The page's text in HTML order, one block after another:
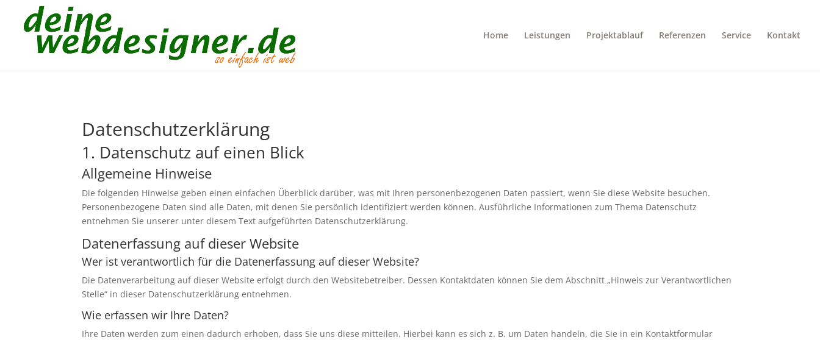
Home Leistungen Projektablauf Referenzen Service Kontakt
Datenschutz­erklärung
1. Datenschutz auf einen Blick
Allgemeine Hinweise
Die folgenden Hinweise geben einen einfachen Überblick darüber, was mit Ihren personenbezogenen Daten passiert, wenn Sie diese Website besuchen.
Personenbezogene Daten sind alle Daten, mit denen Sie persönlich identifiziert werden können. Ausführliche Informationen zum Thema Datenschutz
entnehmen Sie unserer unter diesem Text aufgeführten Datenschutzerklärung.
Datenerfassung auf dieser Website
Wer ist verantwortlich für die Datenerfassung auf dieser Website?
Die Datenverarbeitung auf dieser Website erfolgt durch den Websitebetreiber. Dessen Kontaktdaten können Sie dem Abschnitt „Hinweis zur Verantwortlichen
Stelle“ in dieser Datenschutzerklärung entnehmen.
Wie erfassen wir Ihre Daten?
Ihre Daten werden zum einen dadurch erhoben, dass Sie uns diese mitteilen. Hierbei kann es sich z. B. um Daten handeln, die Sie in ein Kontaktformular